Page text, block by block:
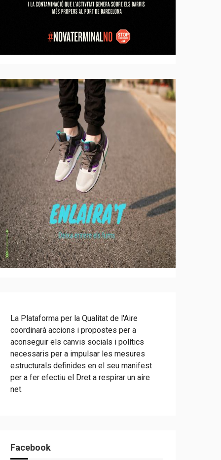
La Plataforma per la Qualitat de l'Aire
coordinarà accions i propostes per a
aconseguir els canvis socials i polítics
necessaris per a impulsar les mesures
estructurals definides en el seu manifest
per a fer efectiu el Dret a respirar un aire
net.
Facebook